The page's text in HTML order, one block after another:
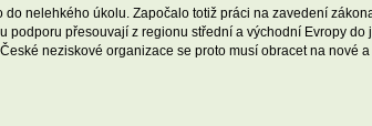
nelehkého úkolu. Započalo totiž práci na zavedení
přesouvají z regionu střední a východní Evropy
neziskové organizace se proto musí obracet na nové